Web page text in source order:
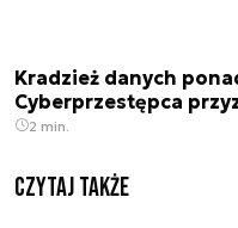
Kradzież danych
Cyberprzestępca
2 min.
Czytaj także